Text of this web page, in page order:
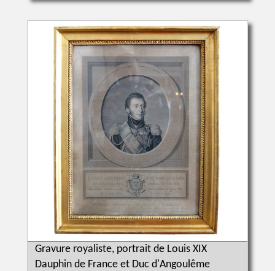
Gravure royaliste, portrait de Louis XIX
Dauphin de France et Duc d'Angoulême